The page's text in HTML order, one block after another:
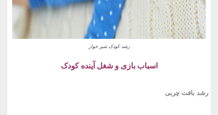
رشد کودک شیر خوار
اسباب بازی و شغل آینده کودک
رشد بافت چربی